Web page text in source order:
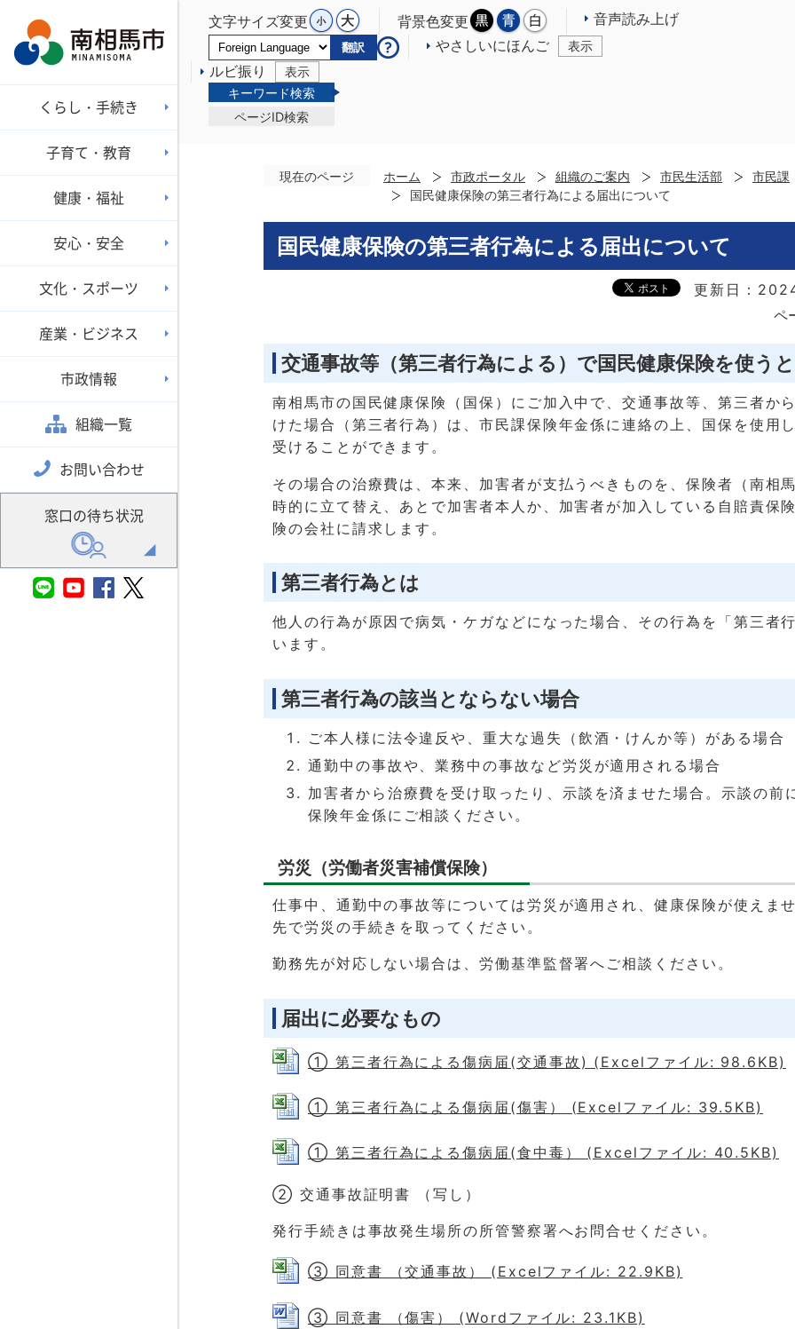
文字サイズ変更 背景色変更 音声読み上げ
翻訳 やさしいにほんご 表示
ルビ振り
表示
キーワード検索
ページID検索
くらし・手続き
子育て・教育
健康・福祉
安心・安全
文化・スポーツ
産業・ビジネス
市政情報
組織一覧
お問い合わせ
窓口の待ち状況
現在のページ ホーム 市政ポータル 組織のご案内 市民生活部
市民課
国民健康保険の第三者行為による届出について
国民健康保険の第三者行為による届出について
更新日：
ペ
交通事故等（第三者行為による）で国民健康保険を使う
南相馬市の国民健康保険（国保）にご加入中で、交通事故等、第三者か
けた場合（第三者行為）は、市民課保険年金係に連絡の上、国保を使用
受けることができます。
その場合の治療費は、本来、加害者が支払うべきものを、保険者（南相
時的に立て替え、あとで加害者本人か、加害者が加入している自賠責保
険の会社に請求します。
第三者行為とは
他人の行為が原因で病気・ケガなどになった場合、その行為を「第三者
います。
第三者行為の該当とならない場合
ご本人様に法令違反や、重大な過失（飲酒・けんか等）がある場合
通勤中の事故や、業務中の事故など労災が適用される場合
加害者から治療費を受け取ったり、示談を済ませた場合。示談の前
保険年金係にご相談ください。
労災（労働者災害補償保険）
仕事中、通勤中の事故等については労災が適用され、健康保険が使えま
先で労災の手続きを取ってください。
勤務先が対応しない場合は、労働基準監督署へご相談ください。
届出に必要なもの
① 第三者行為による傷病届(交通事故) (Excelファイル: 98.6KB)
① 第三者行為による傷病届(傷害） (Excelファイル: 39.5KB)
① 第三者行為による傷病届(食中毒） (Excelファイル: 40.5KB)
② 交通事故証明書 （写し）
発行手続きは事故発生場所の所管警察署へお問合せください。
③ 同意書 （交通事故） (Excelファイル: 22.9KB)
③ 同意書 （傷害） (Wordファイル: 23.1KB)